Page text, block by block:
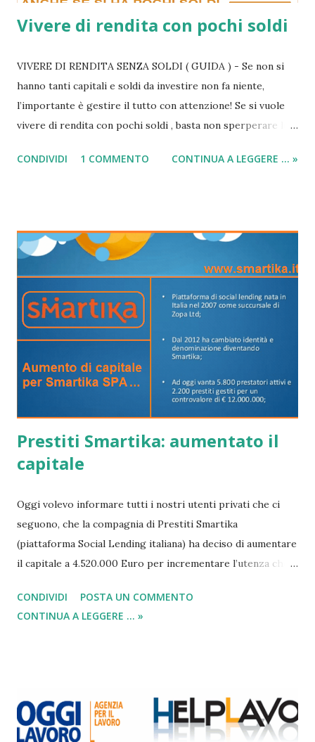
Vivere di rendita con pochi soldi
VIVERE DI RENDITA SENZA SOLDI ( GUIDA ) - Se non si
hanno tanti capitali e soldi da investire non fa niente,
l’importante è gestire il tutto con attenzione! Se si vuole
vivere di rendita con pochi soldi , basta non sperperare le
rispetto a chi ha elevate quantità di denaro è risparmiare.
contempo anche il mutuo o il finanziamento in corso è
stato saldato. Ora ciò che bisogna fare è abbassare
nuovamente le spese e minimizzare i costi il più possibile,
purtroppo non si può pensare di vivere come coloro che
guadagnano 5.000 euro al mese! Quindi per vivere di
rendita con pochi soldi , la regola d’oro è: abbassare le
spese! Leggi anche => Come e dove investire soldi per
aumentare il capitale - Investimenti vantaggiosi...
CONDIVIDI 1 COMMENTO CONTINUA A LEGGERE ... »
Prestiti Smartika: aumentato il
capitale
Oggi volevo informare tutti i nostri utenti privati che ci
seguono, che la compagnia di Prestiti Smartika
(piattaforma Social Lending italiana) ha deciso di aumentare
il capitale a 4.520.000 Euro per incrementare l’utenza che
privati . L’operazione è stata messa in atto dalla compagnia
leadership di Smartika e autorizzata dalla Banca d’Italia, al
Italia, visto che oltre a consentire ai cittadini di ricevere
finanziamenti da gente privata offre, al contempo a noi
CONDIVIDI
POSTA UN COMMENTO
CONTINUA A LEGGERE ... »